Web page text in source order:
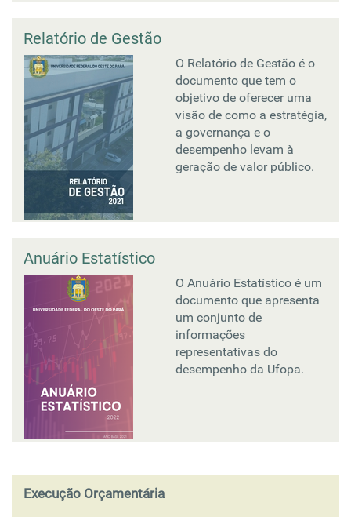
Relatório de Gestão
O Relatório de Gestão é o
documento que tem o
objetivo de oferecer uma
visão de como a estratégia,
a governança e o
desempenho levam à
geração de valor público.
Anuário Estatístico
O Anuário Estatístico é um
documento que apresenta
um conjunto de
informações
representativas do
desempenho da Ufopa.
Execução Orçamentária